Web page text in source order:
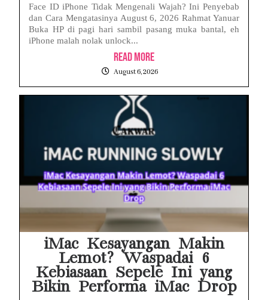
Face ID iPhone Tidak Mengenali Wajah? Ini Penyebab
dan Cara Mengatasinya August 6, 2026 Rahmat Yanuar
Buka HP di pagi hari sambil pasang muka bantal, eh
iPhone malah nolak unlock...
Read More
August 6, 2026
iMac Kesayangan Makin
Lemot? Waspadai 6
Kebiasaan Sepele Ini yang
Bikin Performa iMac Drop